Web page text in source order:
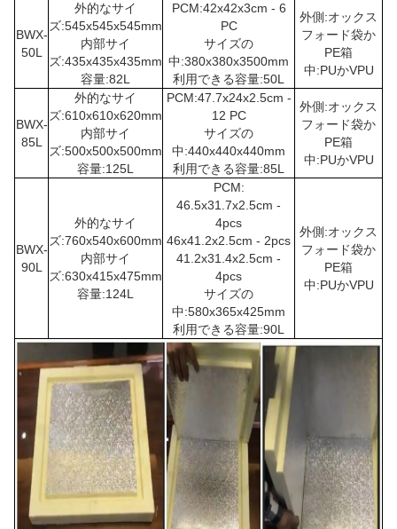
BWX-
50L
外的なサイ
ズ:545x545x545mm
内部サイ
ズ:435x435x435mm
容量:82L
PCM:42x42x3cm - 6
PC
サイズの
中:380x380x3500mm
利用できる容量:50L
外側:オックス
フォード袋か
PE箱
中:PUかVPU
BWX-
85L
外的なサイ
ズ:610x610x620mm
内部サイ
ズ:500x500x500mm
容量:125L
PCM:47.7x24x2.5cm -
12 PC
サイズの
中:440x440x440mm
利用できる容量:85L
外側:オックス
フォード袋か
PE箱
中:PUかVPU
BWX-
90L
外的なサイ
ズ:760x540x600mm
内部サイ
ズ:630x415x475mm
容量:124L
PCM:
46.5x31.7x2.5cm -
4pcs
46x41.2x2.5cm - 2pcs
41.2x31.4x2.5cm -
4pcs
サイズの
中:580x365x425mm
利用できる容量:90L
外側:オックス
フォード袋か
PE箱
中:PUかVPU